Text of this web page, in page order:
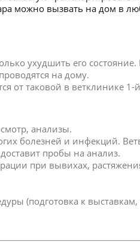
можно вызвать на дом
ухудшить его
на дому.
от таковой в ветклинике 1-
анализы.
болезней и инфекций.
пробы на анализ.
при вывихах,
(подготовка к